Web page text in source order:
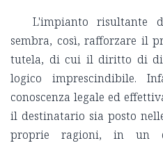
L'impianto risultante
sembra, così, rafforzare il
tutela, di cui il diritto di
logico imprescindibile.
conoscenza legale ed
il destinatario sia posto
proprie ragioni, in un